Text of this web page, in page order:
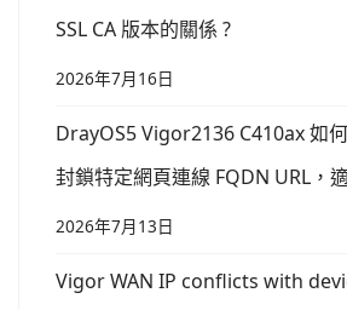
SSL CA 版本的關係 ?
2026年7月16日
DrayOS5 Vigor2136 C410ax 如
封鎖特定網頁連線 FQDN URL，
2026年7月13日
Vigor WAN IP conflicts with